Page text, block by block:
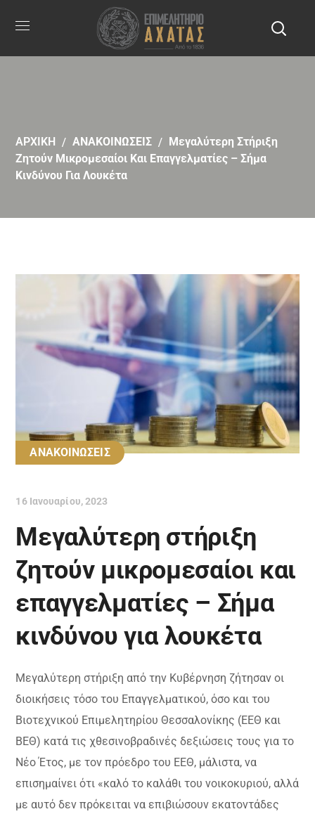
ΑΡΧΙΚΗ ΑΝΑΚΟΙΝΩΣΕΙΣ
Μεγαλύτερη Στήριξη
Ζητούν Μικρομεσαίοι Και Επαγγελματίες – Σήμα
Κινδύνου Για Λουκέτα
ΑΝΑΚΟΙΝΩΣΕΙΣ
16 Ιανουαρίου, 2023
Μεγαλύτερη στήριξη
ζητούν μικρομεσαίοι και
επαγγελματίες – Σήμα
κινδύνου για λουκέτα
Μεγαλύτερη στήριξη από την Κυβέρνηση ζήτησαν οι
διοικήσεις τόσο του Επαγγελματικού, όσο και του
Βιοτεχνικού Επιμελητηρίου Θεσσαλονίκης (ΕΕΘ και
ΒΕΘ) κατά τις χθεσινοβραδινές δεξιώσεις τους για το
Νέο Έτος, με τον πρόεδρο του ΕΕΘ, μάλιστα, να
επισημαίνει ότι «καλό το καλάθι του νοικοκυριού, αλλά
με αυτό δεν πρόκειται να επιβιώσουν εκατοντάδες